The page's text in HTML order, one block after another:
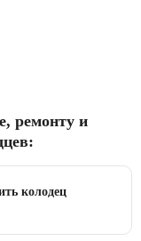
ремонту и
колодец